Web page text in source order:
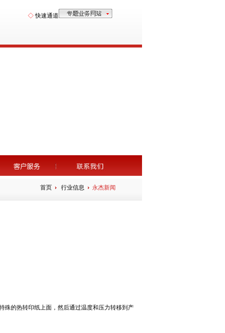
◇快速通道
首页 行业信息 永杰新闻
殊的热转印纸上面，然后通过温度和压力转移到产